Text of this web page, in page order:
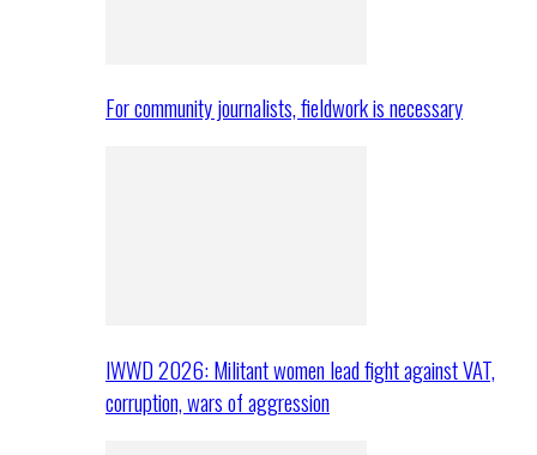
For community journalists, fieldwork is necessary
IWWD 2026: Militant women lead fight against VAT,
corruption, wars of aggression